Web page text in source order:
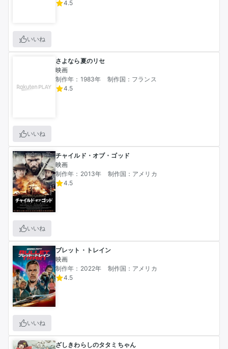
4.5
いいね
さよなら夏のリセ
映画
制作年：1983年
制作国：フランス
4.5
いいね
チャイルド・オブ・ゴッド
映画
制作年：2013年
制作国：アメリカ
4.5
いいね
ブレット・トレイン
映画
制作年：2022年
制作国：アメリカ
4.5
いいね
ざしきわらしのタタミちゃん